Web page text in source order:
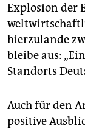
Explosion der
hierzulande
bleibe aus:
Standorts
Auch für den
positive